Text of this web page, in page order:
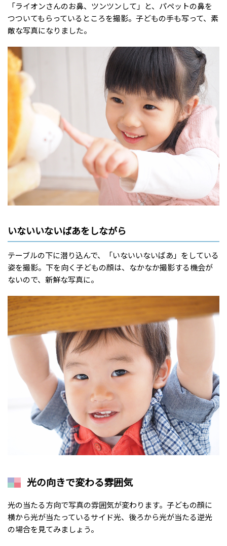
「ライオンさんのお鼻、ツンツンして」と、パペットの鼻を
つついてもらっているところを撮影。子どもの手も写って、素
敵な写真になりました。
いないいないばあをしながら
テーブルの下に潜り込んで、「いないいないばあ」をしている
姿を撮影。下を向く子どもの顔は、なかなか撮影する機会が
ないので、新鮮な写真に。
光の向きで変わる雰囲気
光の当たる方向で写真の雰囲気が変わります。子どもの顔に
横から光が当たっているサイド光、後ろから光が当たる逆光
の場合を見てみましょう。